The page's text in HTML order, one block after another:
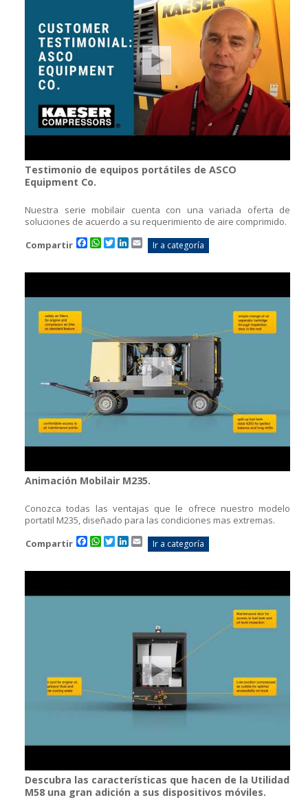
Testimonio de equipos portátiles de ASCO
Equipment Co.
Nuestra serie mobilair cuenta con una variada oferta de
soluciones de acuerdo a su requerimiento de aire comprimido.
Compartir
Facebook
WhatsApp
TwitterLinkedIn
Email
Ir a categoría
Animación Mobilair M235.
Conozca todas las ventajas que le ofrece nuestro modelo
portatil M235, diseñado para las condiciones mas extremas.
Compartir
Facebook
WhatsApp
TwitterLinkedIn
Email
Ir a categoría
Descubra las características que hacen de la Utilidad
M58 una gran adición a sus dispositivos móviles.